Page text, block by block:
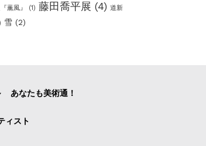
薫風』 (1) 藤田喬平展 (4) 道新
雪(2)
あなたも美術通！
ィスト